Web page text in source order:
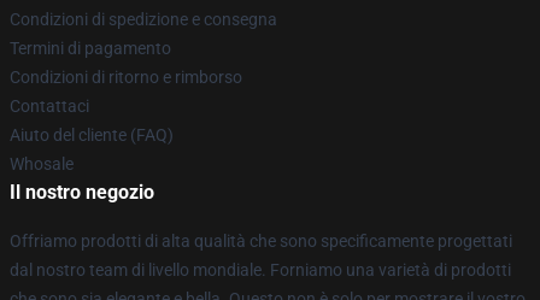
Condizioni di spedizione e consegna
Termini di pagamento
Condizioni di ritorno e rimborso
Contattaci
Aiuto del cliente (FAQ)
Whosale
Il nostro negozio
Offriamo prodotti di alta qualità che sono specificamente progettati
dal nostro team di livello mondiale. Forniamo una varietà di prodotti